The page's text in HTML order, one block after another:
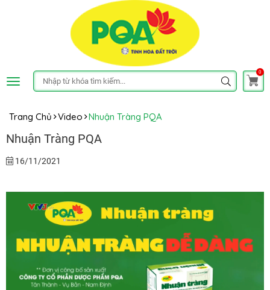
0
Trang Chủ Video Nhuận Tràng PQA
Nhuận Tràng PQA
16/11/2021